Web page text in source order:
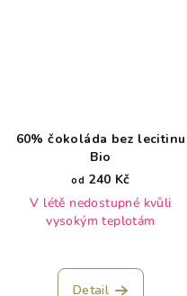
60% čokoláda bez lecitinu
Bio
od 240 Kč
V létě nedostupné kvůli
vysokým teplotám
Detail